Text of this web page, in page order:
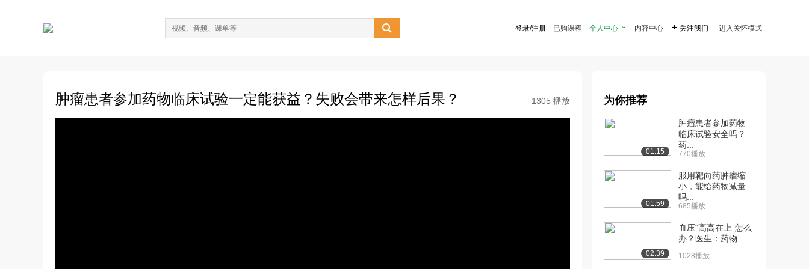
 登录/注册 已购课程 个人中心  内容中心  关注我们 进入关怀模式
肿瘤患者参加药物临床试验一定能获益？失败会带来怎样后果？ 1305 播放 为你推荐
01:15
肿瘤患者参加药物
临床试验安全吗？
药...
770播放
01:59
服用靶向药肿瘤缩
小，能给药物减量
吗...
685播放
02:39
血压“高高在上”怎么
办？医生：药物...
1028播放